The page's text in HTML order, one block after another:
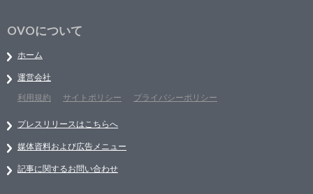
OVOについて
ホーム
運営会社
利用規約
サイトポリシー プライバシーポリシー
プレスリリースはこちらへ
媒体資料および広告メニュー
記事に関するお問い合わせ